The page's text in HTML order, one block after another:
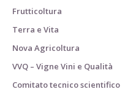
Frutticoltura
Terra e Vita
Nova Agricoltura
VVQ – Vigne Vini e Qualità
Comitato tecnico scientifico